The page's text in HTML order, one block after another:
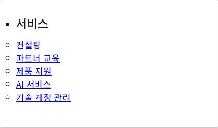
서비스
컨설팅
파트너 교육
제품 지원
AI 서비스
기술 계정 관리